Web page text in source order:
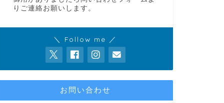
りご連絡お願いします。
＼ Follow me ／
お問い合わせ